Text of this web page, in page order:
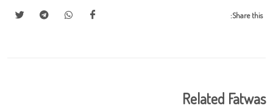
Share this:
Related Fatwas